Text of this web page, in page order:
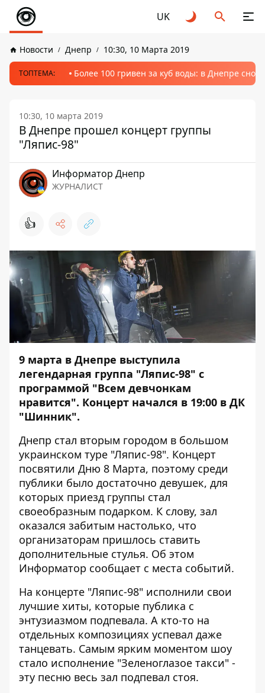
UK
Новости Днепр 10:30, 10 Марта 2019
ТОПТЕМА: Более 100 гривен за куб воды: в Днепре
10:30, 10 марта 2019
В Днепре прошел концерт группы
"Ляпис-98"
Информатор Днепр
ЖУРНАЛИСТ
👍
9 марта в Днепре выступила
легендарная группа "Ляпис-98" с
программой "Всем девчонкам
нравится". Концерт начался в 19:00 в ДК
"Шинник".
Днепр стал вторым городом в большом
украинском туре "Ляпис-98". Концерт
посвятили Дню 8 Марта, поэтому среди
публики было достаточно девушек, для
которых приезд группы стал
своеобразным подарком. К слову, зал
оказался забитым настолько, что
организаторам пришлось ставить
дополнительные стулья. Об этом
Информатор сообщает с места событий.
На концерте "Ляпис-98" исполнили свои
лучшие хиты, которые публика с
энтузиазмом подпевала. А кто-то на
отдельных композициях успевал даже
танцевать. Самым ярким моментом шоу
стало исполнение "Зеленоглазое такси" -
эту песню весь зал подпевал стоя.